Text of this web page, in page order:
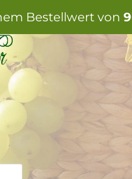
Bestellwert von